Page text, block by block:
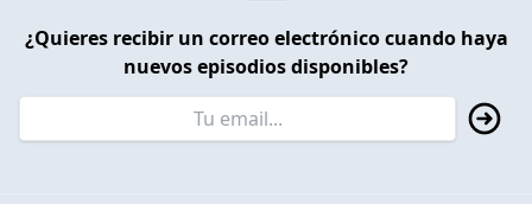
¿Quieres recibir un correo electrónico cuando haya
nuevos episodios disponibles?